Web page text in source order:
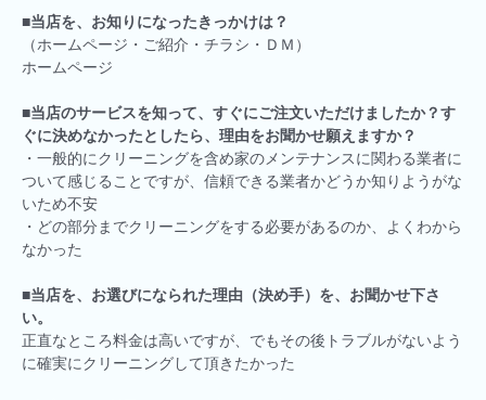
■当店を、お知りになったきっかけは？
（ホームページ・ご紹介・チラシ・ＤＭ）
ホームページ
■当店のサービスを知って、すぐにご注文いただけましたか？す
ぐに決めなかったとしたら、理由をお聞かせ願えますか？
・一般的にクリーニングを含め家のメンテナンスに関わる業者に
ついて感じることですが、信頼できる業者かどうか知りようがな
いため不安
・どの部分までクリーニングをする必要があるのか、よくわから
なかった
■当店を、お選びになられた理由（決め手）を、お聞かせ下さ
い。
正直なところ料金は高いですが、でもその後トラブルがないよう
に確実にクリーニングして頂きたかった